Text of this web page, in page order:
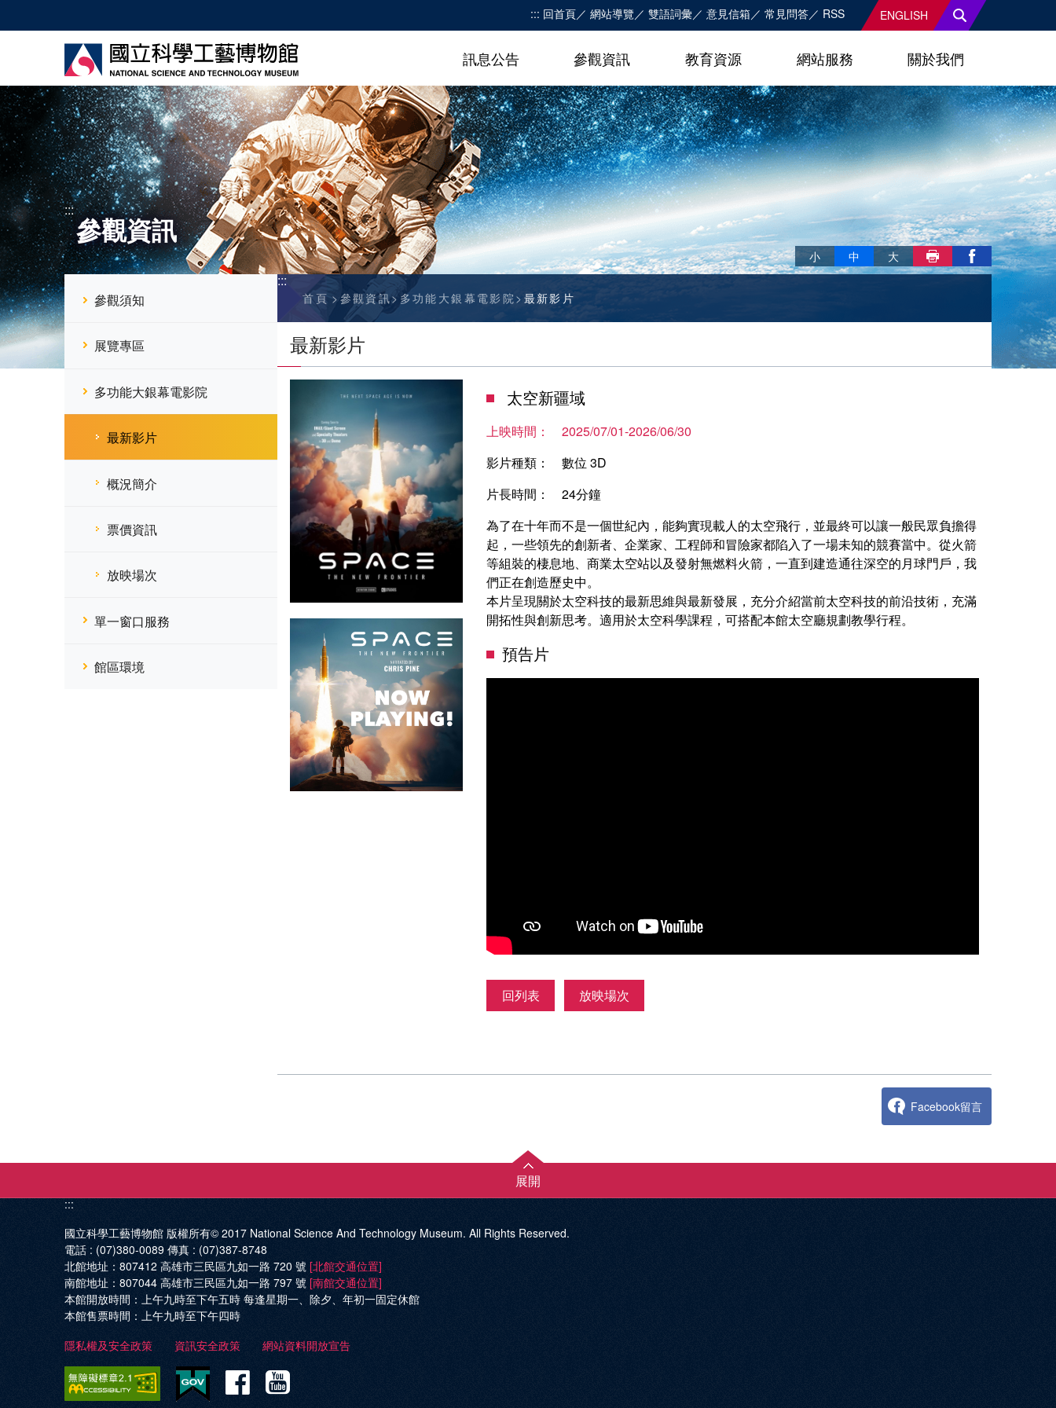
主
::: 回首頁 網站導覽 雙語詞彙 意見信箱 常見問答 RSS ENGLISH
訊息公告 參觀資訊 教育資源 網站服務 關於我們
:::
參觀資訊
參觀須知
展覽專區
多功能大銀幕電影院
最新影片
概況簡介
票價資訊
放映場次
單一窗口服務
館區環境
略過字型切換，社群分享工具列
小
中 大
:::
首頁 參觀資訊 多功能大銀幕電影院 最新影片
最新影片
太空新疆域
上映時間：
2025/07/01-2026/06/30
影片種類：
數位 3D
片長時間：
24分鐘
為了在十年而不是一個世紀內，能夠實現載人的太空飛行，並最終可以讓一般民眾負擔得
起，一些領先的創新者、企業家、工程師和冒險家都陷入了一場未知的競賽當中。從火箭
等組裝的棲息地、商業太空站以及發射無燃料火箭，一直到建造通往深空的月球門戶，我
們正在創造歷史中。
本片呈現關於太空科技的最新思維與最新發展，充分介紹當前太空科技的前沿技術，充滿
開拓性與創新思考。適用於太空科學課程，可搭配本館太空廳規劃教學行程。
預告片
回列表 放映場次
Facebook留言
展開
:::
國立科學工藝博物館 版權所有© 2017 National Science And Technology Museum. All Rights Reserved.
電話 : (07)380-0089 傳真 : (07)387-8748
北館地址： 807412 高雄市三民區九如一路 720 號 [北館交通位置]
南館地址： 807044 高雄市三民區九如一路 797 號 [南館交通位置]
本館開放時間： 上午九時至下午五時 每逢星期一、除夕、年初一固定休館
本館售票時間： 上午九時至下午四時
隱私權及安全政策
資訊安全政策 網站資料開放宣告
Facebook
Youtube